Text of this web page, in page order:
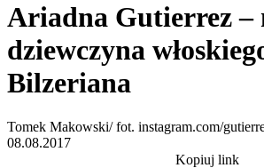
Ariadna Gutierrez –
dziewczyna
Bilzeriana
Tomek Makowski/ fot. instagram.com/
08.08.2017
Kopiuj link